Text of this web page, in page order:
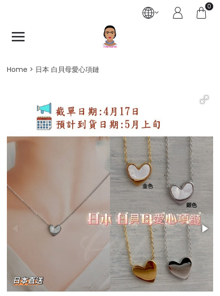
0
Home 日本 白貝母愛心項鏈